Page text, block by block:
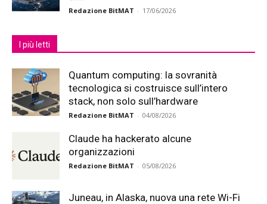
Redazione BitMAT - 17/06/2026
I più letti
Quantum computing: la sovranità
tecnologica si costruisce sull’intero
stack, non solo sull’hardware
Redazione BitMAT - 04/08/2026
Claude ha hackerato alcune
organizzazioni
Redazione BitMAT - 05/08/2026
Juneau, in Alaska, nuova una rete Wi-Fi